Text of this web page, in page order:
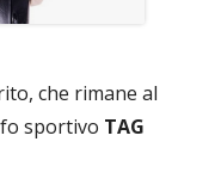
che rimane al
sportivo TAG